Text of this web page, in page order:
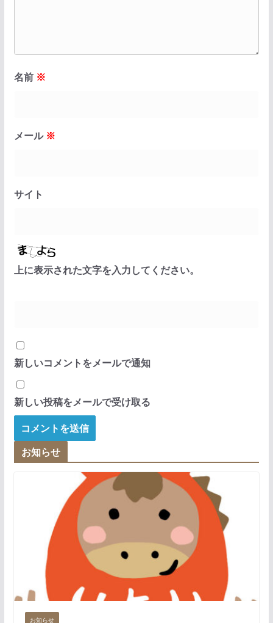
名前 ※
メール ※
サイト
上に表示された文字を入力してください。
新しいコメントをメールで通知
新しい投稿をメールで受け取る
お知らせ
お知らせ